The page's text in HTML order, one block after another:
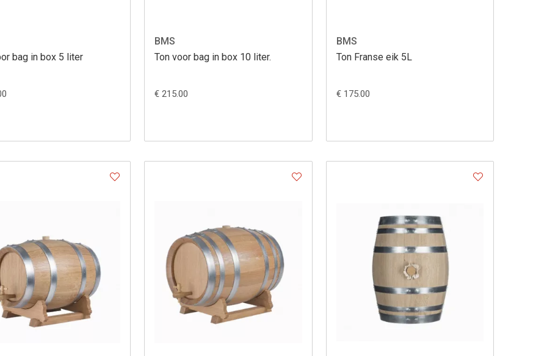
bag in box 5 liter
BMS
Ton voor bag in box 10 liter.
€ 215.00
BMS
Ton Franse eik 5L
€ 175.00